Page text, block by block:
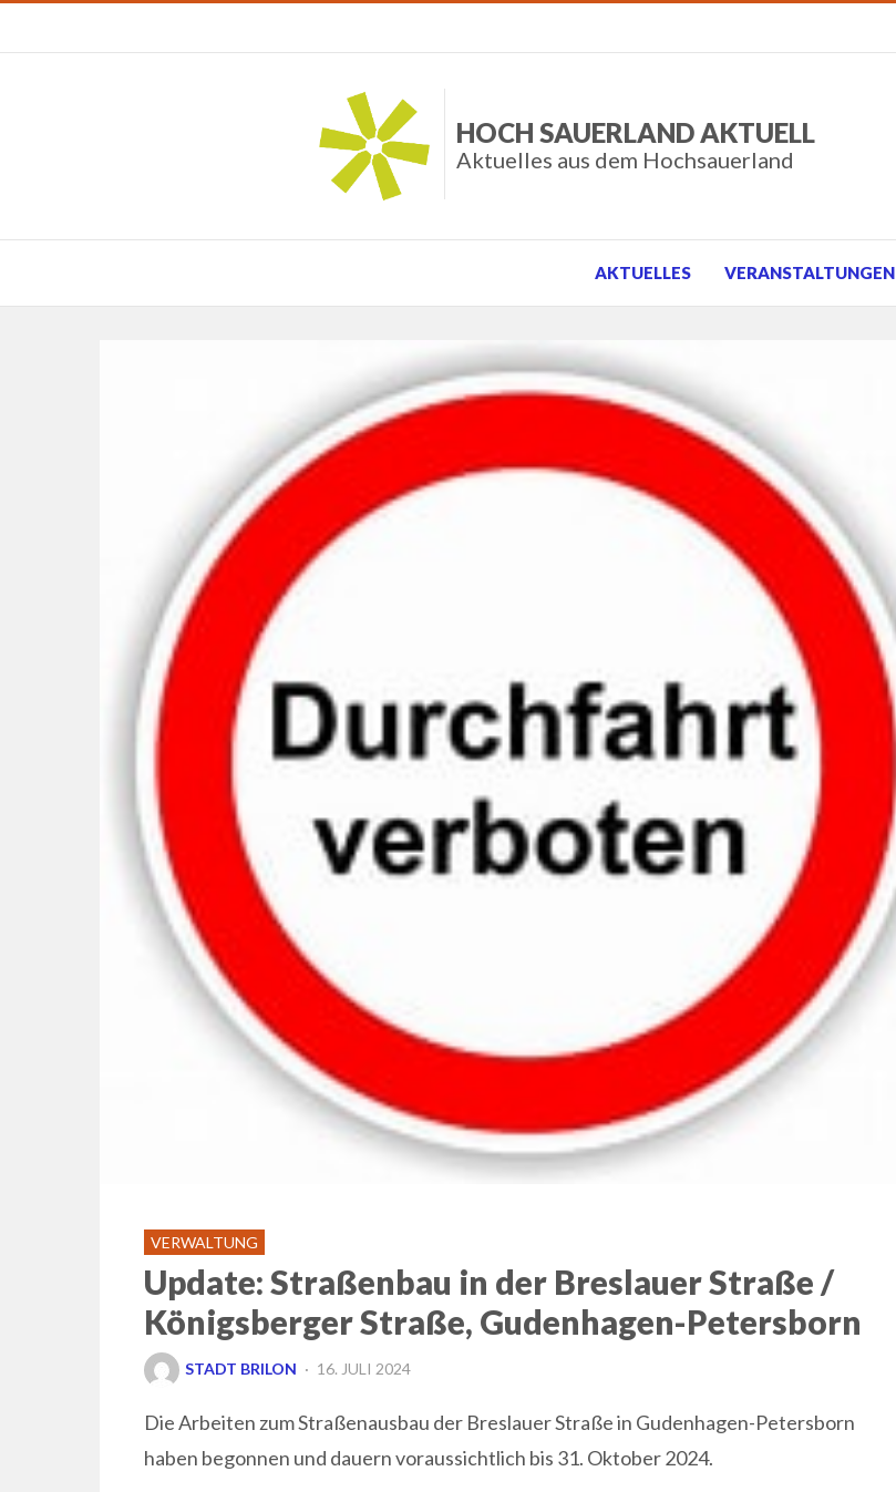
HOCH SAUERLAND AKTUELL
Aktuelles aus dem Hochsauerland
AKTUELLES VERANSTALTUNGEN
VERWALTUNG
Update: Straßenbau in der Breslauer Straße /
Königsberger Straße, Gudenhagen-Petersborn
STADT BRILON
POSTED
16. JULI 2024
Die Arbeiten zum Straßenausbau der Breslauer Straße in Gudenhagen-Petersborn
haben begonnen und dauern voraussichtlich bis 31. Oktober 2024.